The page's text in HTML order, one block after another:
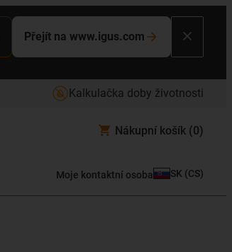
Přejít na www.igus.com
Kalkulačka doby životnosti
Nákupní košík (0)
Moje kontaktní osoba SK (CS)